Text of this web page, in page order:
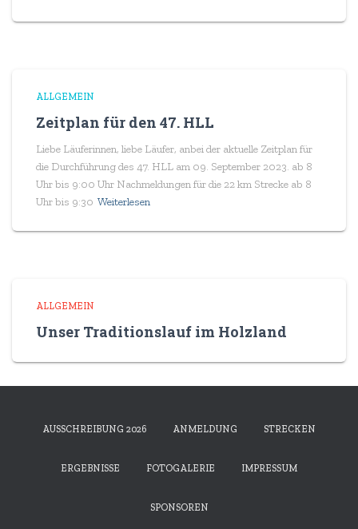
ALLGEMEIN
Zeitplan für den 47. HLL
Liebe Läuferinnen, liebe Läufer, anbei der aktuelle Zeitplan für
die Durchführung des 47. HLL am 09. September 2023. ab 8
Uhr bis 9:00 Uhr Nachmeldungen für die 22 km Strecke ab 8
Uhr bis 9:30 Weiterlesen
ALLGEMEIN
Unser Traditionslauf im Holzland
AUSSCHREIBUNG 2026 ANMELDUNG STRECKEN
ERGEBNISSE FOTOGALERIE IMPRESSUM
SPONSOREN